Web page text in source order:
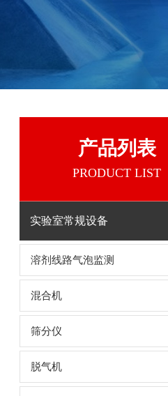
产品列表
PRODUCT LIST
实验室常规设备
溶剂线路气泡监测
混合机
筛分仪
脱气机